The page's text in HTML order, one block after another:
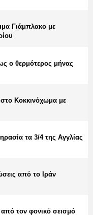
Γιάμπλακο με
ο θερμότερος μήνας
Κοκκινόχωμα με
τα 3/4 της Αγγλίας
από το Ιράν
από τον φονικό σεισμό